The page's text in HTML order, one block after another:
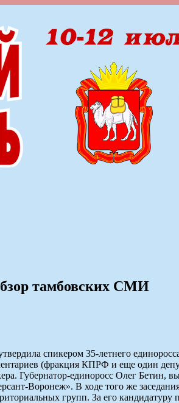
тамбовских СМИ
спикером 35-летнего
(фракция КПРФ и еще один
Губернатор-единоросс Олег Бетин,
Воронеж». В ходе того же
групп. За его кандидатуру